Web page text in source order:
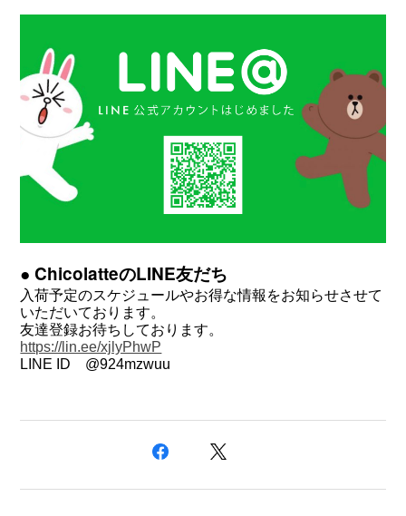
● ChicolatteのLINE友だち
入荷予定のスケジュールやお得な情報をお知らせさせて
いただいております。
友達登録お待ちしております。
https://lin.ee/xjlyPhwP
LINE ID　@924mzwuu